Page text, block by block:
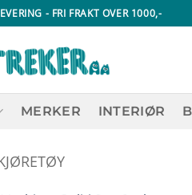
- FRI FRAKT OVER 1000,-
MERKER INTERIØR